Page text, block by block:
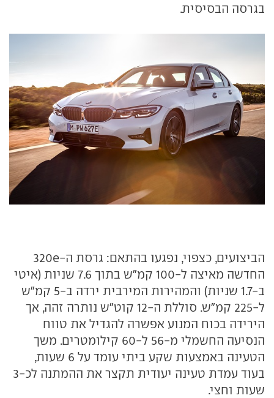
בגרסה הבסיסית.
הביצועים, כצפוי, נפגעו בהתאם: גרסת ה-320e
החדשה מאיצה ל-100 קמ"ש בתוך 7.6 שניות (איטי
ב-1.7 שניות) והמהירות המירבית ירדה ב-5 קמ"ש
ל-225 קמ"ש. סוללת ה-12 קוט"ש נותרה זהה, אך
הירידה בכוח המנוע אפשרה להגדיל את טווח
הנסיעה החשמלי מ-56 ל-60 קילומטרים. משך
הטעינה באמצעות שקע ביתי עומד על 6 שעות,
בעוד עמדת טעינה יעודית תקצר את ההמתנה לכ-3
שעות וחצי.